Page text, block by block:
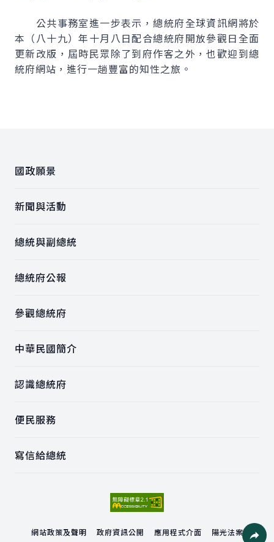
公共事務室進一步表示，總統府全球資訊網將於
本（八十九）年十月八日配合總統府開放參觀日全面
更新改版，屆時民眾除了到府作客之外，也歡迎到總
統府網站，進行一趟豐富的知性之旅。
國政願景
新聞與活動
總統與副總統
總統府公報
參觀總統府
中華民國簡介
認識總統府
便民服務
寫信給總統
網站政策及聲明 政府資訊公開 應用程式介面
陽光法案